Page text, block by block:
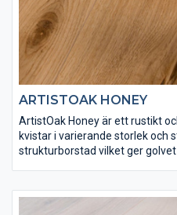
ARTISTOAK HONEY
ArtistOak Honey är ett rustikt
kvistar i varierande storlek och
strukturborstad vilket ger golvet
att få rätt slitstyrka.